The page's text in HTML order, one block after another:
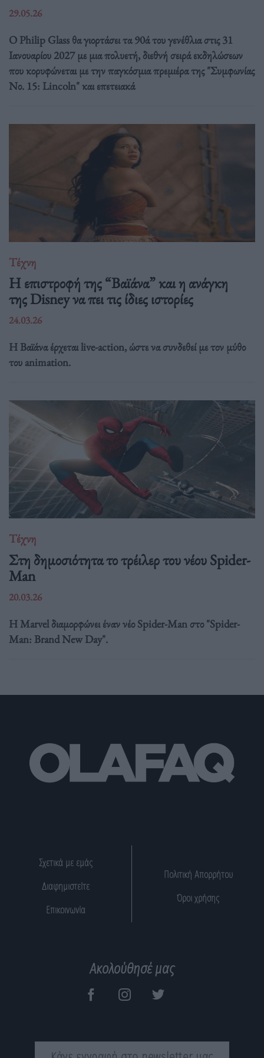
29.05.26
Ο Philip Glass θα γιορτάσει τα 90ά του γενέθλια στις 31
Ιανουαρίου 2027 με μια πολυετή, διεθνή σειρά εκδηλώσεων
που κορυφώνεται με την παγκόσμια πρεμιέρα της "Συμφωνίας
Νο. 15: Lincoln" και επετειακά
Τέχνη
Η επιστροφή της “Βαϊάνα” και η ανάγκη
της Disney να πει τις ίδιες ιστορίες
24.03.26
Η Βαϊάνα έρχεται live-action, ώστε να συνδεθεί με τον μύθο
του animation.
Τέχνη
Στη δημοσιότητα το τρέιλερ του νέου Spider-
Man
20.03.26
Η Marvel διαμορφώνει έναν νέο Spider-Man στο "Spider-
Man: Brand New Day".
Σχετικά με εμάς
Διαφημιστείτε
Επικοινωνία
Πολιτική Απορρήτου
Όροι χρήσης
Ακολούθησέ μας